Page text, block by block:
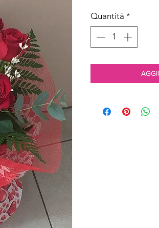
Quantità *